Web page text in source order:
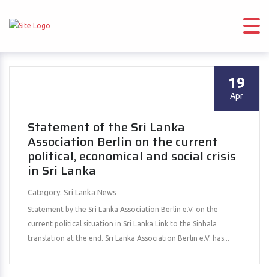
19
Apr
Statement of the Sri Lanka
Association Berlin on the current
political, economical and social crisis
in Sri Lanka
Category: Sri Lanka News
Statement by the Sri Lanka Association Berlin e.V. on the
current political situation in Sri Lanka Link to the Sinhala
translation at the end. Sri Lanka Association Berlin e.V. has...